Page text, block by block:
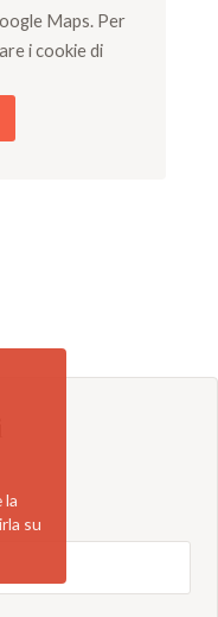
Maps. Per
i cookie di
la
su